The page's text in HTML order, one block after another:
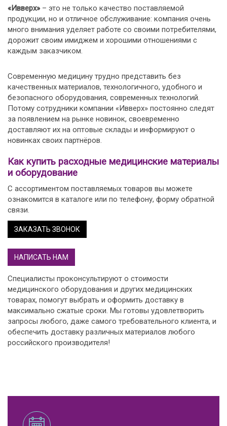
«Ивверх»– это не только качество поставляемой
продукции, но и отличное обслуживание: компания очень
много внимания уделяет работе со своими потребителями,
дорожит своим имиджем и хорошими отношениями с
каждым заказчиком.
Современную медицину трудно представить без
качественных материалов, технологичного, удобного и
безопасного оборудования, современных технологий.
Потому сотрудники компании «Ивверх» постоянно следят
за появлением на рынке новинок, своевременно
доставляют их на оптовые склады и информируют о
новинках своих партнёров.
Как купить расходные медицинские материалы
и оборудование
С ассортиментом поставляемых товаров вы можете
ознакомится в каталоге или по телефону, форму обратной
связи.
ЗАКАЗАТЬ ЗВОНОК
НАПИСАТЬ НАМ
Специалисты проконсультируют о стоимости
медицинского оборудования и других медицинских
товарах, помогут выбрать и оформить доставку в
максимально сжатые сроки. Мы готовы удовлетворить
запросы любого, даже самого требовательного клиента, и
обеспечить доставку различных материалов любого
российского производителя!